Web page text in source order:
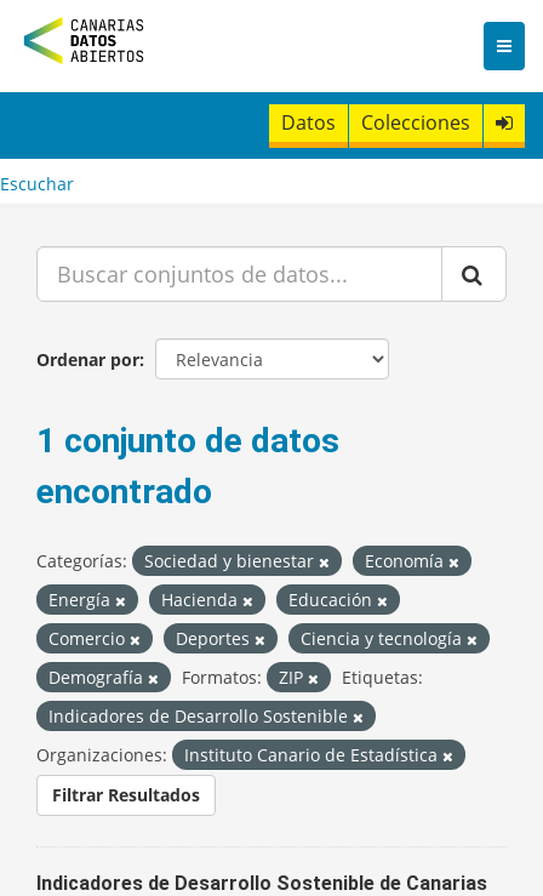
n
t
Datos Colecciones
Escuchar
Ordenar por
1 conjunto de datos
encontrado
Categorías: Sociedad y bienestar
Economía
Energía
Hacienda
Educación
Comercio
Deportes
Ciencia y tecnología
Demografía
Formatos: ZIP
Etiquetas:
Indicadores de Desarrollo Sostenible
Organizaciones:
Instituto Canario de Estadística
Filtrar Resultados
Indicadores de Desarrollo Sostenible de Canarias